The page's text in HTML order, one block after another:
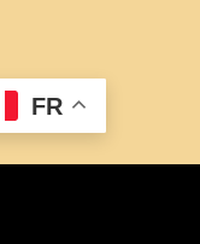
FR